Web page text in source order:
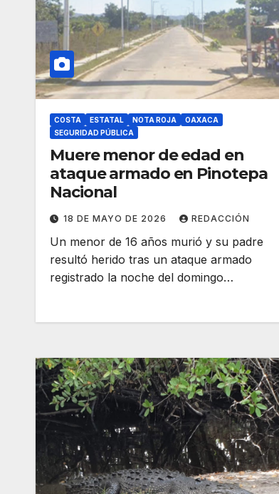
COSTA ESTATAL NOTA ROJA
OAXACA
SEGURIDAD PÚBLICA
Muere menor de edad en
ataque armado en Pinotepa
Nacional
18 DE MAYO DE 2026 REDACCIÓN
Un menor de 16 años murió y su padre
resultó herido tras un ataque armado
registrado la noche del domingo…